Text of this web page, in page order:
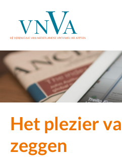
Het plezier
zeggen